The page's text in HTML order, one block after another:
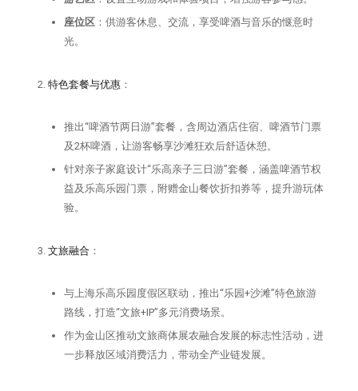
座位区 ：供游客休息、交流，享受啤酒与音乐的惬意时
光。
特色套餐与优惠 ：
推出“啤酒节两日游”套餐，含周边酒店住宿、啤酒节门票
及2杯啤酒，让游客畅享沙滩狂欢后舒适休憩。
针对亲子家庭设计“乐高亲子三日游”套餐，涵盖啤酒节权
益及乐高乐园门票，附赠金山餐饮折扣券等，提升游玩体
验。
文旅融合 ：
与上海乐高乐园度假区联动，推出“乐园+沙滩”特色旅游
路线，打造“文旅+IP”多元消费场景。
作为金山区推动文旅商体展农融合发展的标志性活动，进
一步释放区域消费活力，带动全产业链发展。